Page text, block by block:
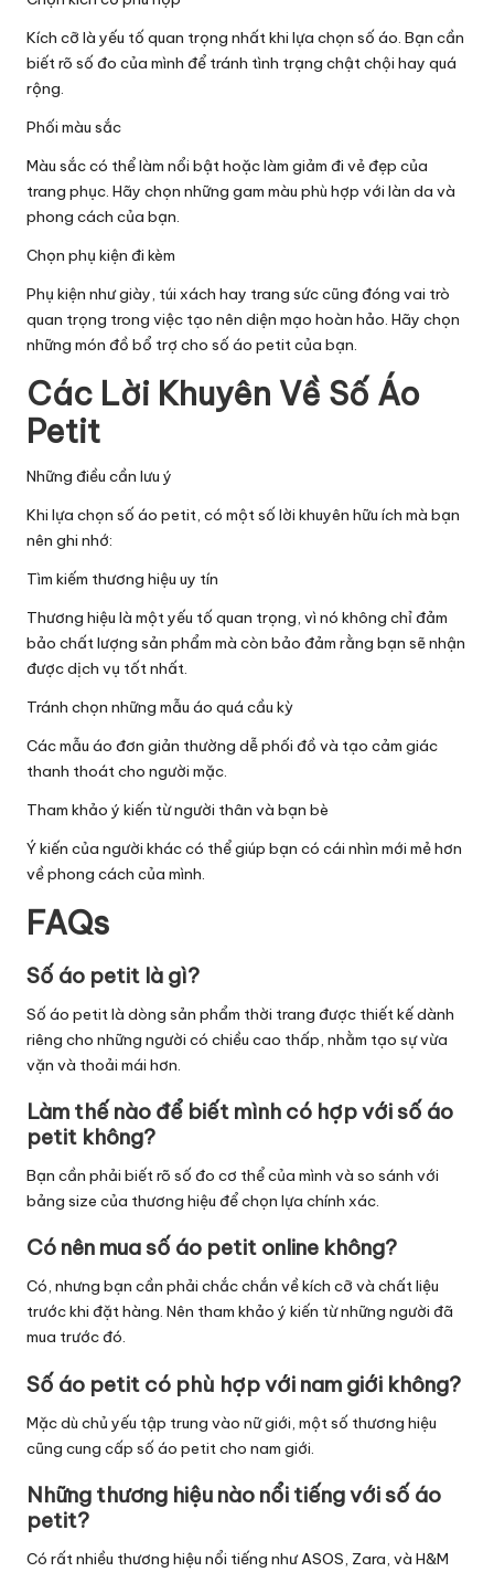
Kích cỡ là yếu tố quan trọng nhất khi lựa chọn số áo. Bạn cần
biết rõ số đo của mình để tránh tình trạng chật chội hay quá
rộng.
Phối màu sắc
Màu sắc có thể làm nổi bật hoặc làm giảm đi vẻ đẹp của
trang phục. Hãy chọn những gam màu phù hợp với làn da và
phong cách của bạn.
Chọn phụ kiện đi kèm
Phụ kiện như giày, túi xách hay trang sức cũng đóng vai trò
quan trọng trong việc tạo nên diện mạo hoàn hảo. Hãy chọn
những món đồ bổ trợ cho số áo petit của bạn.
Các Lời Khuyên Về Số Áo
Petit
Những điều cần lưu ý
Khi lựa chọn số áo petit, có một số lời khuyên hữu ích mà bạn
nên ghi nhớ:
Tìm kiếm thương hiệu uy tín
Thương hiệu là một yếu tố quan trọng, vì nó không chỉ đảm
bảo chất lượng sản phẩm mà còn bảo đảm rằng bạn sẽ nhận
được dịch vụ tốt nhất.
Tránh chọn những mẫu áo quá cầu kỳ
Các mẫu áo đơn giản thường dễ phối đồ và tạo cảm giác
thanh thoát cho người mặc.
Tham khảo ý kiến từ người thân và bạn bè
Ý kiến của người khác có thể giúp bạn có cái nhìn mới mẻ hơn
về phong cách của mình.
FAQs
Số áo petit là gì?
Số áo petit là dòng sản phẩm thời trang được thiết kế dành
riêng cho những người có chiều cao thấp, nhằm tạo sự vừa
vặn và thoải mái hơn.
Làm thế nào để biết mình có hợp với số áo
petit không?
Bạn cần phải biết rõ số đo cơ thể của mình và so sánh với
bảng size của thương hiệu để chọn lựa chính xác.
Có nên mua số áo petit online không?
Có, nhưng bạn cần phải chắc chắn về kích cỡ và chất liệu
trước khi đặt hàng. Nên tham khảo ý kiến từ những người đã
mua trước đó.
Số áo petit có phù hợp với nam giới không?
Mặc dù chủ yếu tập trung vào nữ giới, một số thương hiệu
cũng cung cấp số áo petit cho nam giới.
Những thương hiệu nào nổi tiếng với số áo
petit?
Có rất nhiều thương hiệu nổi tiếng như ASOS, Zara, và H&M